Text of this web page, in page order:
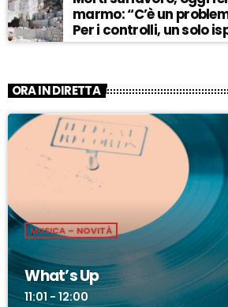
marmo: “C’è un
Per i controlli, un solo
ASCOLTA
ORA IN DIRETTA
MUSICA – NOVITÀ
What’s Up
11:01 - 12:00